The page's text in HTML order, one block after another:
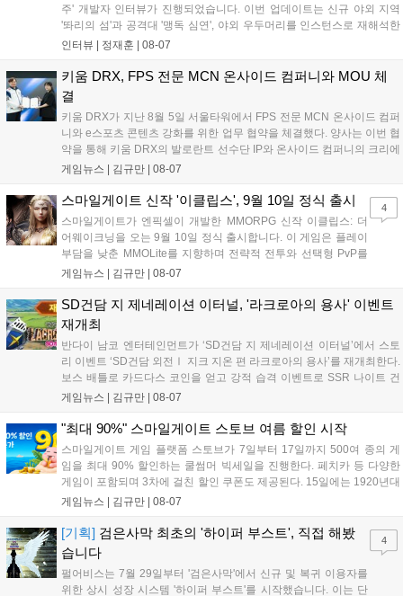
주' 개발자 인터뷰가 진행되었습니다. 이번 업데이트는 신규 야외 지역
'똬리의 섬'과 공격대 '맹독 심연', 야외 우두머리를 인스턴스로 재해석한
'소굴'을 포함합니다. 개발진은 하우징 시스템 개선 및 신화+ 던전 로테이
를 표했습니다....
인터뷰 | 정재훈 08-07
키움 DRX, FPS 전문 MCN 온사이드 컴퍼니와 MOU 체
결
키움 DRX가 지난 8월 5일 서울타워에서 FPS 전문 MCN 온사이드 컴퍼
니와 e스포츠 콘텐츠 강화를 위한 업무 협약을 체결했다. 양사는 이번 협
약을 통해 키움 DRX의 발로란트 선수단 IP와 온사이드 컴퍼니의 크리에
이터 네트워크를 결합하여 정규 및 특별 콘텐츠를 공동 기획한다. 또한
오프라인 연계 프로그램을 순차적으로 선보이며 e스포츠 생태계 확장에
나설 계획이다....
게임뉴스 | 김규만 08-07
스마일게이트 신작 '이클립스', 9월 10일 정식 출시
스마일게이트가 엔픽셀이 개발한 MMORPG 신작 이클립스: 더
어웨이크닝을 오는 9월 10일 정식 출시합니다. 이 게임은 플레이
부담을 낮춘 MMOLite를 지향하며 전략적 전투와 선택형 PvP를
특징으로 합니다. 현재 공식 홈페이지와 앱 마켓에서 사전등록을
니다. 또한 카카오톡 채널 추가 시 주차별 스페셜 쿠폰과 한정 스
킨, 경품 이벤트 등 풍성한 혜택을 마련해 이용자들의 기대를 모
으고 있습니다....
게임뉴스 | 김규만 08-07
4
SD건담 지 제네레이션 이터널, '라크로아의 용사' 이벤트
재개최
반다이 남코 엔터테인먼트가 ‘SD건담 지 제네레이션 이터널’에서 스토
리 이벤트 ‘SD건담 외전Ⅰ 지크 지온 편 라크로아의 용사’를 재개최한다.
보스 배틀로 카드다스 코인을 얻고 강적 습격 이벤트로 SSR 나이트 건
담을 획득할 수 있다. 로그인 보너스로 최대 다이아 3,000개를 지급하며,
원 증정한다. 또한 9월 30일까지 공식 유튜브에서 특별 프로그램을 시청
할 수 있다....
게임뉴스 | 김규만 08-07
"최대 90%" 스마일게이트 스토브 여름 할인 시작
스마일게이트 게임 플랫폼 스토브가 7일부터 17일까지 500여 종의 게
임을 최대 90% 할인하는 쿨썸머 빅세일을 진행한다. 페치카 등 다양한
게임이 포함되며 3차에 걸친 할인 쿠폰도 제공된다. 15일에는 1920년대
경성 배경의 신작 그날의 신문이 출시되며, 15일부터 17일까지는 국내
은 공식 페이지에서 확인 가능하다....
게임뉴스 | 김규만 08-07
[기획] 검은사막 최초의 '하이퍼 부스트', 직접 해봤
습니다
펄어비스는 7월 29일부터 '검은사막'에서 신규 및 복귀 이용자를
위한 상시 성장 시스템 '하이퍼 부스트'를 시작했습니다. 이는 단
4